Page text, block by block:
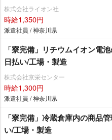
株式会社ライオン社
時給1,350円
派遣社員 / 神奈川県
「寮完備」リチウムイオン電
日払い/工場・製造
株式会社京栄センター
時給1,300円
派遣社員 / 神奈川県
「寮完備」冷蔵倉庫内の商品
い/工場・製造